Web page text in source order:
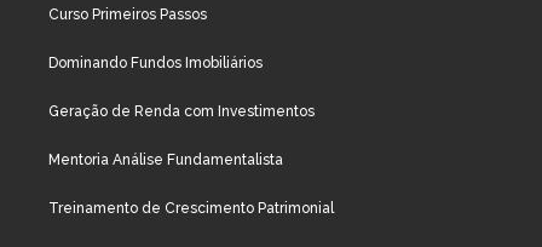
Curso Primeiros Passos
Dominando Fundos Imobiliários
Geração de Renda com Investimentos
Mentoria Análise Fundamentalista
Treinamento de Crescimento Patrimonial